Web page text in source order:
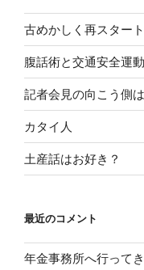
古めかしく再スタート
腹話術と交通安全運
記者会見の向こう側
カタイ人
土産話はお好き？
最近のコメント
年金事務所へ行って